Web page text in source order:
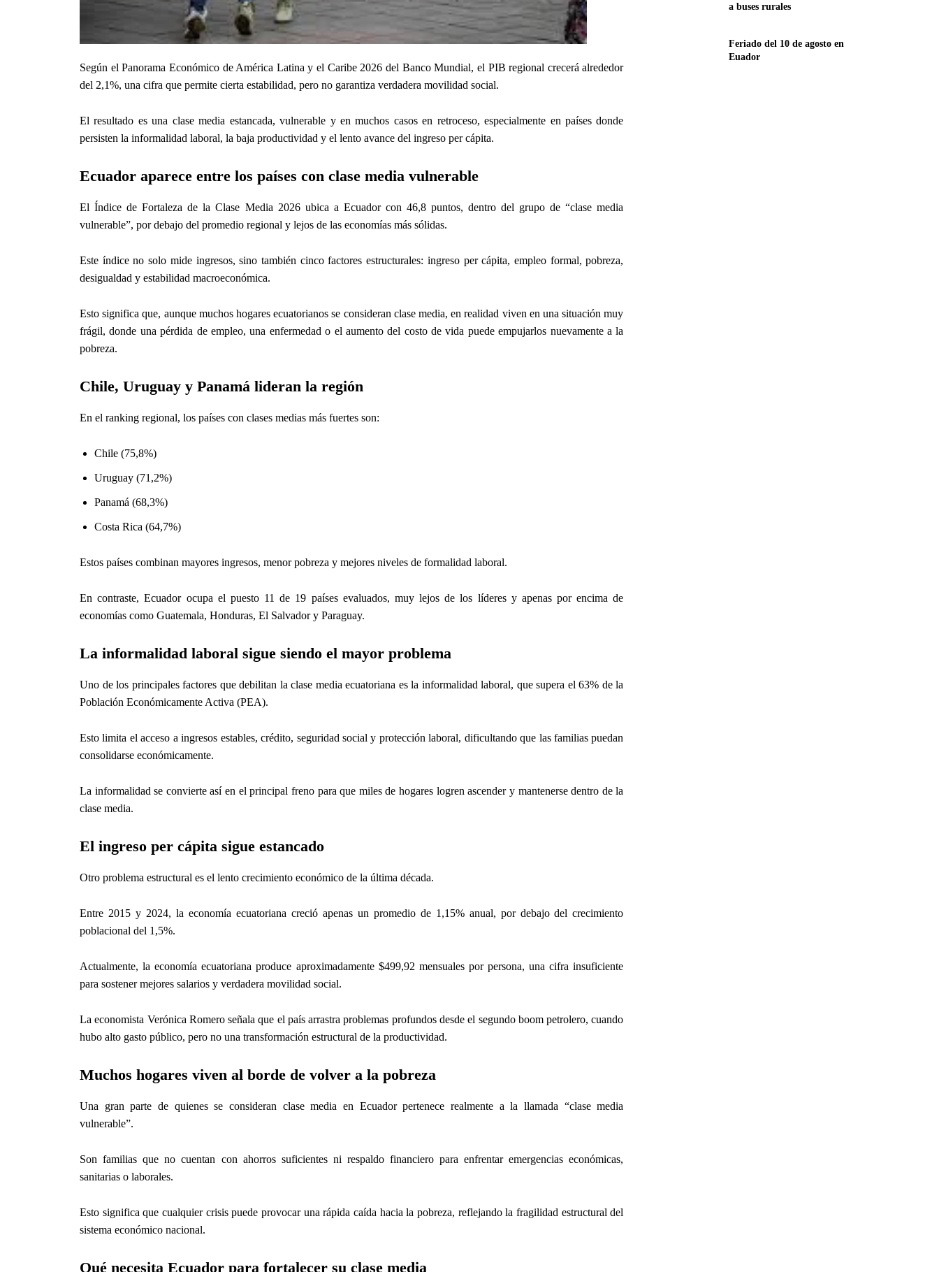
Según el Panorama Económico de América Latina y el Caribe 2026 del Banco Mundial, el PIB regional crecerá alrededor
del 2,1%, una cifra que permite cierta estabilidad, pero no garantiza verdadera movilidad social.
El resultado es una clase media estancada, vulnerable y en muchos casos en retroceso, especialmente en países donde
persisten la informalidad laboral, la baja productividad y el lento avance del ingreso per cápita.
Ecuador aparece entre los países con clase media vulnerable
El Índice de Fortaleza de la Clase Media 2026 ubica a Ecuador con 46,8 puntos, dentro del grupo de “clase media
vulnerable”, por debajo del promedio regional y lejos de las economías más sólidas.
Este índice no solo mide ingresos, sino también cinco factores estructurales: ingreso per cápita, empleo formal, pobreza,
desigualdad y estabilidad macroeconómica.
Esto significa que, aunque muchos hogares ecuatorianos se consideran clase media, en realidad viven en una situación muy
frágil, donde una pérdida de empleo, una enfermedad o el aumento del costo de vida puede empujarlos nuevamente a la
pobreza.
Chile, Uruguay y Panamá lideran la región
En el ranking regional, los países con clases medias más fuertes son:
Chile (75,8%)
Uruguay (71,2%)
Panamá (68,3%)
Costa Rica (64,7%)
Estos países combinan mayores ingresos, menor pobreza y mejores niveles de formalidad laboral.
En contraste, Ecuador ocupa el puesto 11 de 19 países evaluados, muy lejos de los líderes y apenas por encima de
economías como Guatemala, Honduras, El Salvador y Paraguay.
La informalidad laboral sigue siendo el mayor problema
Uno de los principales factores que debilitan la clase media ecuatoriana es la informalidad laboral, que supera el 63% de la
Población Económicamente Activa (PEA).
Esto limita el acceso a ingresos estables, crédito, seguridad social y protección laboral, dificultando que las familias puedan
consolidarse económicamente.
La informalidad se convierte así en el principal freno para que miles de hogares logren ascender y mantenerse dentro de la
clase media.
El ingreso per cápita sigue estancado
Otro problema estructural es el lento crecimiento económico de la última década.
Entre 2015 y 2024, la economía ecuatoriana creció apenas un promedio de 1,15% anual, por debajo del crecimiento
poblacional del 1,5%.
Actualmente, la economía ecuatoriana produce aproximadamente $499,92 mensuales por persona, una cifra insuficiente
para sostener mejores salarios y verdadera movilidad social.
La economista Verónica Romero señala que el país arrastra problemas profundos desde el segundo boom petrolero, cuando
hubo alto gasto público, pero no una transformación estructural de la productividad.
Muchos hogares viven al borde de volver a la pobreza
Una gran parte de quienes se consideran clase media en Ecuador pertenece realmente a la llamada “clase media
vulnerable”.
Son familias que no cuentan con ahorros suficientes ni respaldo financiero para enfrentar emergencias económicas,
sanitarias o laborales.
Esto significa que cualquier crisis puede provocar una rápida caída hacia la pobreza, reflejando la fragilidad estructural del
sistema económico nacional.
Qué necesita Ecuador para fortalecer su clase media
a buses rurales
Feriado del 10 de agosto en
Euador